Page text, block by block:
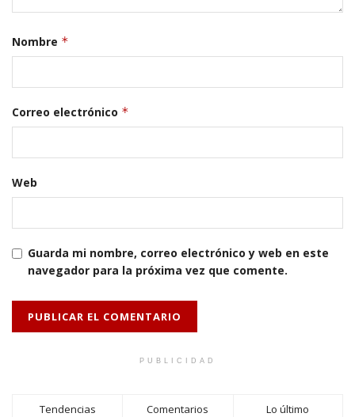
Nombre *
Correo electrónico *
Web
Guarda mi nombre, correo electrónico y web en este
navegador para la próxima vez que comente.
PUBLICIDAD
Tendencias Comentarios Lo último